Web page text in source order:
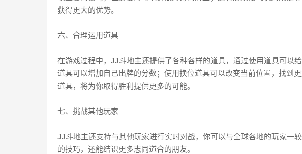
获得更大的优势。
六、合理运用道具
在游戏过程中，JJ斗地主还提供了各种各样的道具，通过使用道具可以
道具可以增加自己出牌的分数；使用换位道具可以改变当前位置，找到
道具，将为你取得胜利提供更多的可能。
七、挑战其他玩家
JJ斗地主还支持与其他玩家进行实时对战，你可以与全球各地的玩家一
的技巧，还能结识更多志同道合的朋友。